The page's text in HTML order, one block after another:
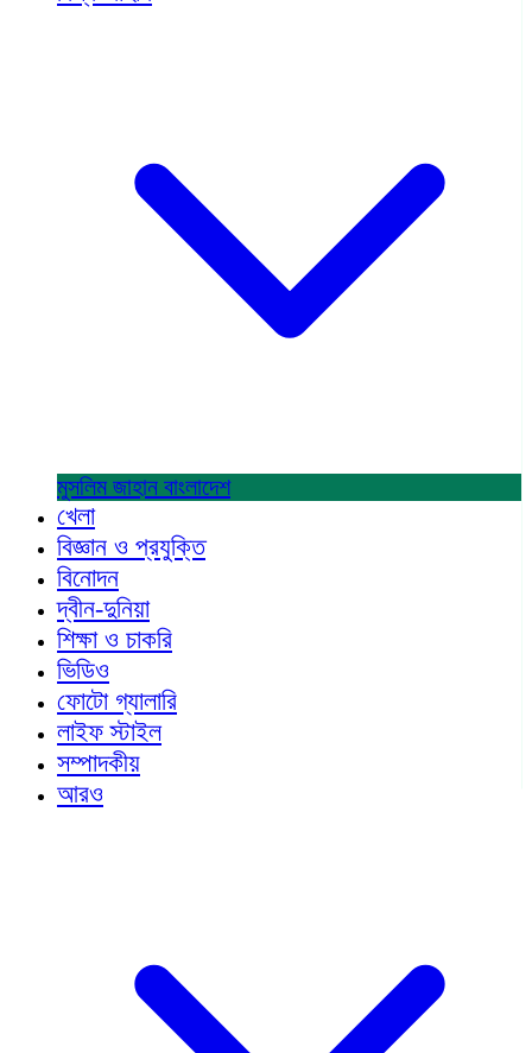
মুসলিম জাহান বাংলাদেশ
খেলা
বিজ্ঞান ও প্রযুক্তি
বিনোদন
দ্বীন-দুনিয়া
শিক্ষা ও চাকরি
ভিডিও
ফোটো গ্যালারি
লাইফ স্টাইল
সম্পাদকীয়
আরও